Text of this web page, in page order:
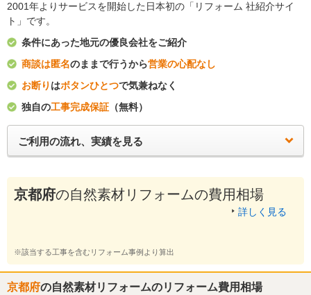
2001年よりサービスを開始した日本初の「リフォーム 社紹介サイ
ト」です。
条件にあった地元の優良会社をご紹介
商談は匿名のままで行うから営業の心配なし
お断り はボタンひとつで気兼ねなく
独自の工事完成保証 （無料）
ご利用の流れ、実績を見る
京都府の自然素材リフォームの費用相場
詳しく見る
※該当する工事を含むリフォーム事例より算出
京都府の自然素材リフォームのリフォーム費用相場